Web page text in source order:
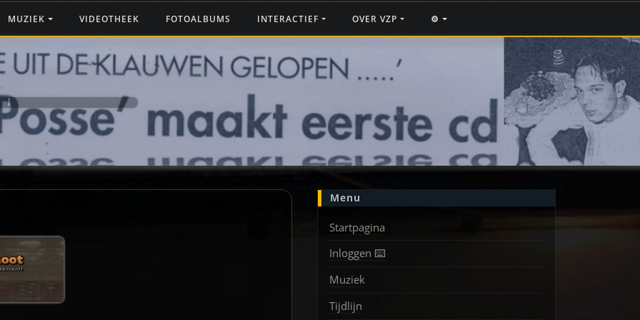
MUZIEK VIDEOTHEEK FOTOALBUMS INTERACTIEF OVER VZP ⚙️
]
Menu
Startpagina
Inloggen ⌨️
Muziek
Tijdlijn